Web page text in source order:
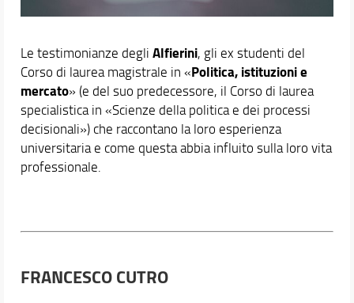
Le testimonianze degli Alfierini, gli ex studenti del
Corso di laurea magistrale in «Politica, istituzioni e
mercato» (e del suo predecessore, il Corso di laurea
specialistica in «Scienze della politica e dei processi
decisionali») che raccontano la loro esperienza
universitaria e come questa abbia influito sulla loro vita
professionale.
FRANCESCO CUTRO